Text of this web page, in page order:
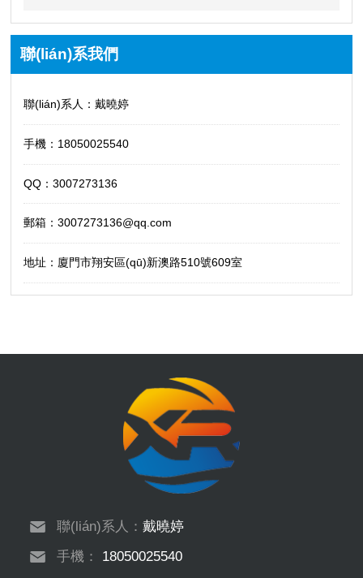
聯(lián)系我們
聯(lián)系人：戴曉婷
手機：18050025540
QQ：3007273136
郵箱：3007273136@qq.com
地址：廈門市翔安區(qū)新澳路510號609室
聯(lián)系人：戴曉婷
手機：
18050025540